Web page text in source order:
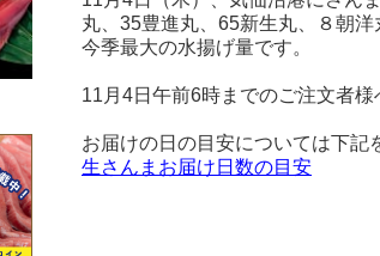
丸、35豊進丸、65新生丸、８朝洋
今季最大の水揚げ量です。
11月4日午前6時までのご注文者
お届けの日の目安については下記
生さんまお届け日数の目安